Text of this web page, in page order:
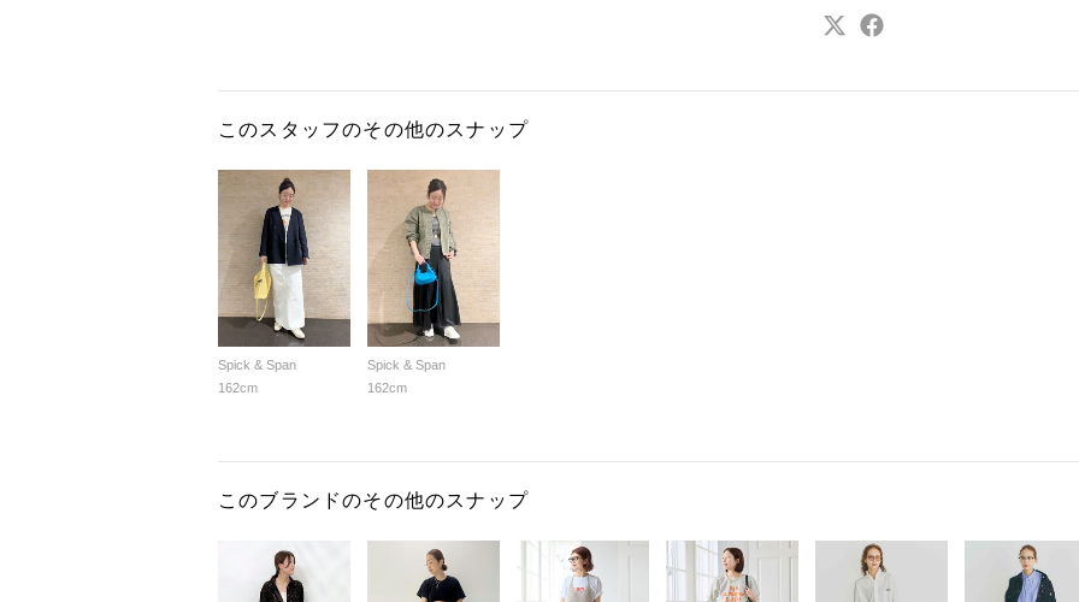
このスタッフのその他のスナップ
Spick & Span
162cm
Spick & Span
162cm
このブランドのその他のスナップ